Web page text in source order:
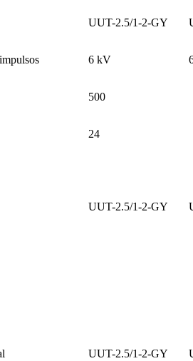
UUT-2.5/1-2-GY
6 kV
500
24
UUT-2.5/1-2-GY
UUT-2.5/1-2-GY